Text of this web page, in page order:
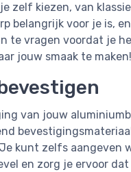
zelf kiezen, van
belangrijk voor je is,
te vragen voordat je
jouw smaak te maken!
van jouw
kunt zelfs aangeven
en zorg je ervoor